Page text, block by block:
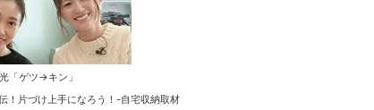
「ゲツ→キン」
片づけ上手になろう！-自宅収納取材